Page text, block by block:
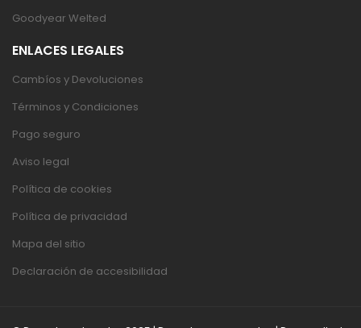
Goodyear Welted
ENLACES LEGALES
Cambíos y Devoluciones
Términos y Condiciones
Pago seguro
Aviso legal
Política de cookies
Política de privacidad
Mapa del sitio
Declaración de accesibilidad